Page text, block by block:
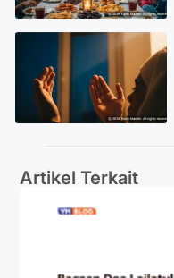
Artikel Terkait